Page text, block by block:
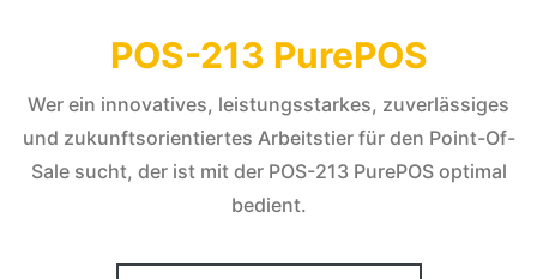
POS-213 PurePOS
Wer ein innovatives, leistungsstarkes, zuverlässiges
und zukunftsorientiertes Arbeitstier für den Point-Of-
Sale sucht, der ist mit der POS-213 PurePOS optimal
bedient.